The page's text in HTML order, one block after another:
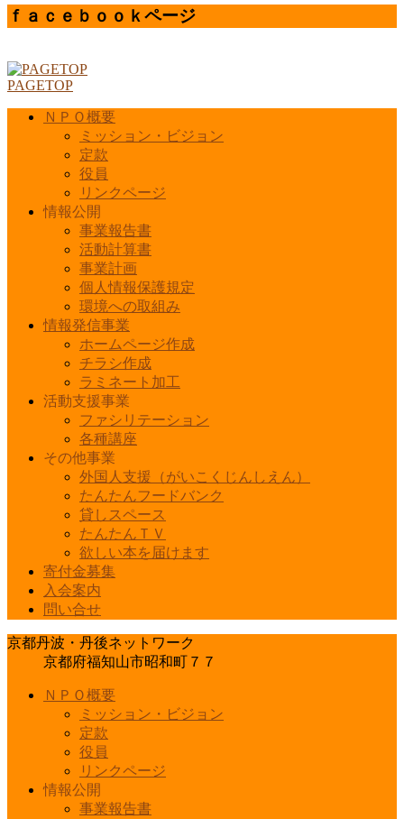
有ｆａｃｅｂｏｏｋページ
PAGETOP
ＮＰＯ概要
ミッション・ビジョン
定款
役員
リンクページ
情報公開
事業報告書
活動計算書
事業計画
個人情報保護規定
環境への取組み
情報発信事業
ホームページ作成
チラシ作成
ラミネート加工
活動支援事業
ファシリテーション
各種講座
その他事業
外国人支援（がいこくじんしえん）
たんたんフードバンク
貸しスペース
たんたんＴＶ
欲しい本を届けます
寄付金募集
入会案内
問い合せ
京都丹波・丹後ネットワーク
京都府福知山市昭和町７７
ＮＰＯ概要
ミッション・ビジョン
定款
役員
リンクページ
情報公開
事業報告書